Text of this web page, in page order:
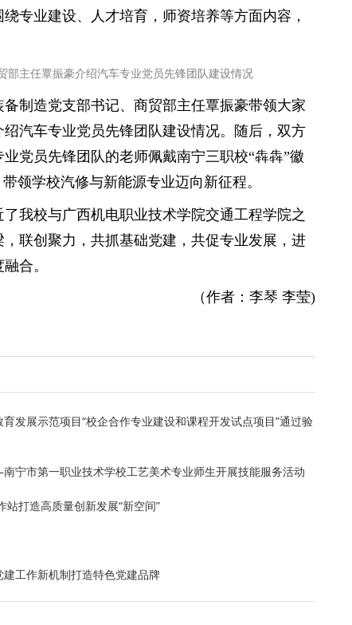
专业建设、人才培育，师资培养等方面内容，
部主任覃振豪介绍汽车专业党员先锋团队建设情况
制造党支部书记、商贸部主任覃振豪带领大家
汽车专业党员先锋团队建设情况。随后，双方
党员先锋团队的老师佩戴南宁三职校“犇犇”徽
领学校汽修与新能源专业迈向新征程。
我校与广西机电职业技术学院交通工程学院之
联创聚力，共抓基础党建，共促专业发展，进
合。
（作者：李琴 李莹)
发展示范项目“校企合作专业建设和课程开发试点项目”通过验
宁市第一职业技术学校工艺美术专业师生开展技能服务活动
打造高质量创新发展“新空间”
工作新机制打造特色党建品牌